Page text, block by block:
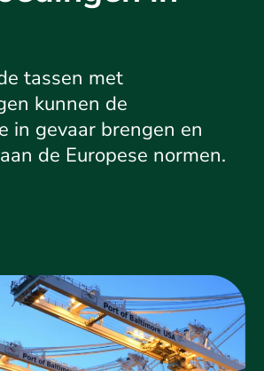
tassen met
kunnen de
in gevaar brengen en
de Europese normen.